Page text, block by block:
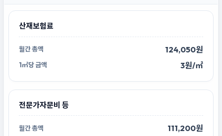
산재보험료
124,050원
3원/㎡
전문가자문비 등
111,200원